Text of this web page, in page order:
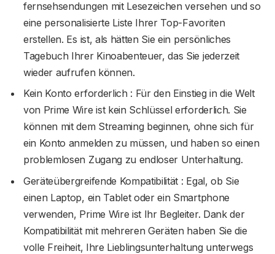
fernsehsendungen mit Lesezeichen versehen und so
eine personalisierte Liste Ihrer Top-Favoriten
erstellen. Es ist, als hätten Sie ein persönliches
Tagebuch Ihrer Kinoabenteuer, das Sie jederzeit
wieder aufrufen können.
Kein Konto erforderlich : Für den Einstieg in die Welt
von Prime Wire ist kein Schlüssel erforderlich. Sie
können mit dem Streaming beginnen, ohne sich für
ein Konto anmelden zu müssen, und haben so einen
problemlosen Zugang zu endloser Unterhaltung.
Geräteübergreifende Kompatibilität : Egal, ob Sie
einen Laptop, ein Tablet oder ein Smartphone
verwenden, Prime Wire ist Ihr Begleiter. Dank der
Kompatibilität mit mehreren Geräten haben Sie die
volle Freiheit, Ihre Lieblingsunterhaltung unterwegs